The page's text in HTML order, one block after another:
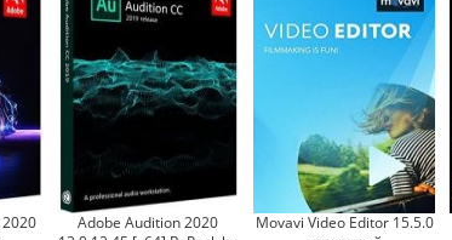
Adobe Audition 2020
Movavi Video Editor 15.5.0